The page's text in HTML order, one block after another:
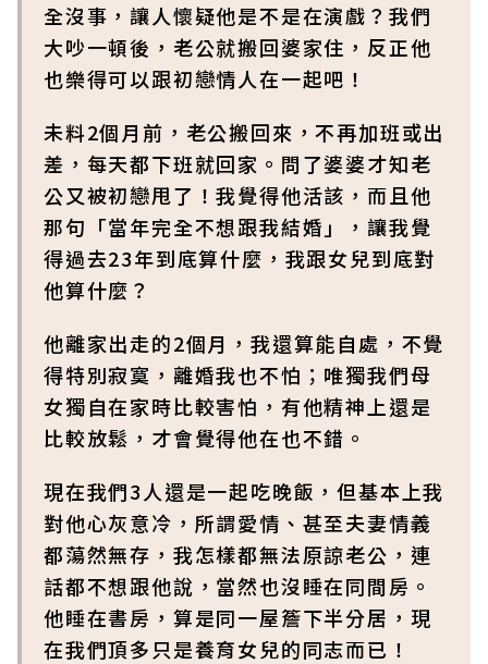
全沒事，讓人懷疑他是不是在演戲？我們
大吵一頓後，老公就搬回婆家住，反正他
也樂得可以跟初戀情人在一起吧！
未料2個月前，老公搬回來，不再加班或出
差，每天都下班就回家。問了婆婆才知老
公又被初戀甩了！我覺得他活該，而且他
那句「當年完全不想跟我結婚」，讓我覺
得過去23年到底算什麼，我跟女兒到底對
他算什麼？
他離家出走的2個月，我還算能自處，不覺
得特別寂寞，離婚我也不怕；唯獨我們母
女獨自在家時比較害怕，有他精神上還是
比較放鬆，才會覺得他在也不錯。
現在我們3人還是一起吃晚飯，但基本上我
對他心灰意冷，所謂愛情、甚至夫妻情義
都蕩然無存，我怎樣都無法原諒老公，連
話都不想跟他說，當然也沒睡在同間房。
他睡在書房，算是同一屋簷下半分居，現
在我們頂多只是養育女兒的同志而已！